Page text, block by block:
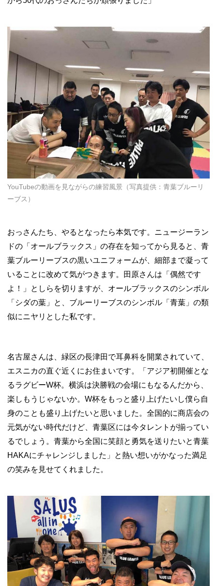
YouTubeの動画を見ながらの練習風景（写真提供：青葉ブルーリ
ーブス）
おっさんたち、やるとなったら本気です。ニュージーラン
ドの「オールブラックス」の存在を知ってから見ると、青
葉ブルーリーブスの黒いユニフォームが、細部まで凝って
いることに改めて気がつきます。田原さんは「偶然です
よ！」としらを切りますが、オールブラックスのシンボル
「シダの葉」と、ブルーリーブスのシンボル「青葉」の類
似にニヤリとした私です。
名古屋さんは、緑区の長津田で耳鼻科を開業されていて、
エスニカの直ぐ近くにお住まいです。「アジア初開催とな
るラグビーW杯。横浜は決勝戦の会場にもなるんだから、
楽しもうじゃないか。W杯をもっと盛り上げたいし僕ら自
身のことも盛り上げたいと思いました。全国的に商店会の
元気がない時代だけど、青葉区には今タレントが揃ってい
るでしょう。青葉から全国に笑顔と勇気を送りたいと青葉
HAKAにチャレンジしました」と熱い想いがかなった満足
の笑みを見せてくれました。